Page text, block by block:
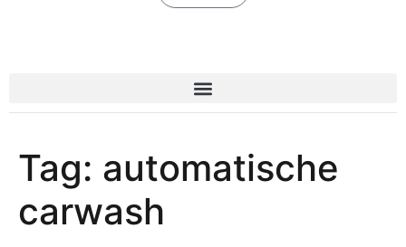
Tag: automatische
carwash